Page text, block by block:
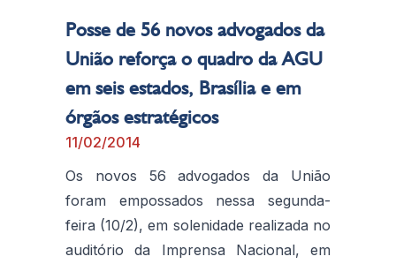
Posse de 56 novos advogados da
União reforça o quadro da AGU
em seis estados, Brasília e em
órgãos estratégicos
11/02/2014
Os novos 56 advogados da União
foram empossados nessa segunda-
feira (10/2), em solenidade realizada no
auditório da Imprensa Nacional, em